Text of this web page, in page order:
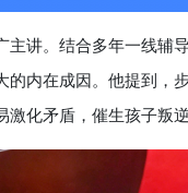
讲。结合多年一线辅
内在成因。他提到，
激化矛盾，催生孩子叛